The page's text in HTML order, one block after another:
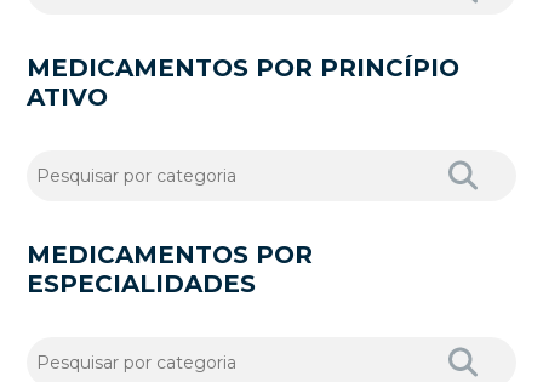
MEDICAMENTOS POR PRINCÍPIO
ATIVO
MEDICAMENTOS POR
ESPECIALIDADES